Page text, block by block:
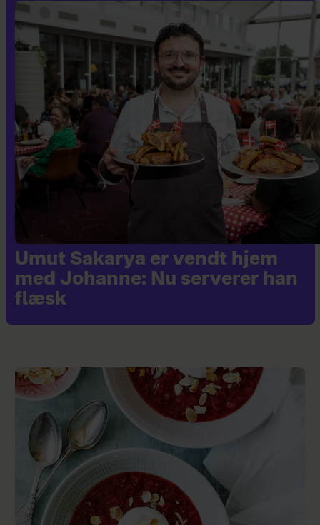
Umut Sakarya er vendt hjem
med Johanne: Nu serverer han
flæsk